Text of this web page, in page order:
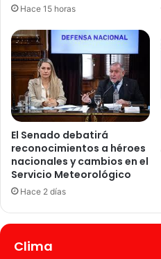
Hace 15 horas
El Senado debatirá
reconocimientos a héroes
nacionales y cambios en el
Servicio Meteorológico
Hace 2 días
Clima